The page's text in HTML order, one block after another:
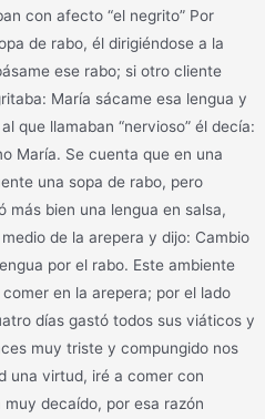
con afecto “el negrito” Por
de rabo, él dirigiéndose a la
ese rabo; si otro cliente
María sácame esa lengua y
que llamaban “nervioso” él decía:
María. Se cuenta que en una
una sopa de rabo, pero
más bien una lengua en salsa,
de la arepera y dijo: Cambio
por el rabo. Este ambiente
en la arepera; por el lado
días gastó todos sus viáticos y
muy triste y compungido nos
una virtud, iré a comer con
decaído, por esa razón